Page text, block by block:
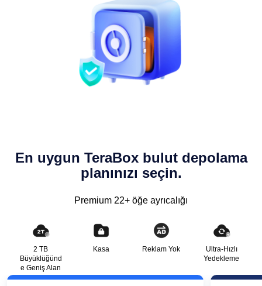
En uygun TeraBox bulut depolama
planınızı seçin.
Premium 22+ öğe ayrıcalığı
2 TB
Büyüklüğünd
e Geniş Alan
Kasa Reklam Yok
Ultra-Hızlı
Yedekleme